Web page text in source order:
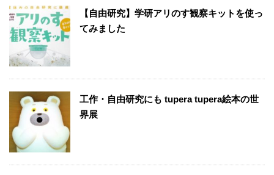
【自由研究】学研アリのす観察キットを使っ
てみました
工作・自由研究にも tupera tupera絵本の世
界展